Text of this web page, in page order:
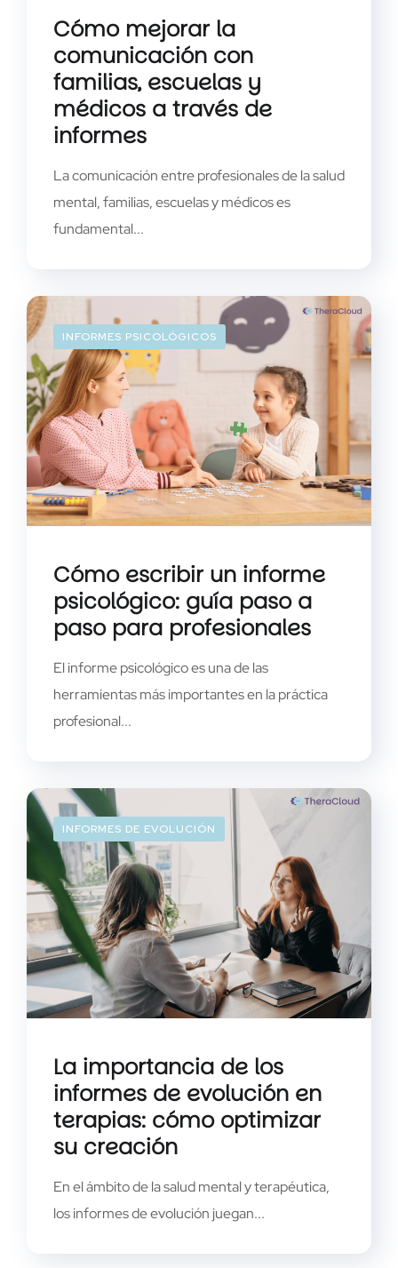
Cómo mejorar la
comunicación con
familias, escuelas y
médicos a través de
informes
La comunicación entre profesionales de la salud
mental, familias, escuelas y médicos es
fundamental...
INFORMES PSICOLÓGICOS
Cómo escribir un informe
psicológico: guía paso a
paso para profesionales
El informe psicológico es una de las
herramientas más importantes en la práctica
profesional...
INFORMES DE EVOLUCIÓN
La importancia de los
informes de evolución en
terapias: cómo optimizar
su creación
En el ámbito de la salud mental y terapéutica,
los informes de evolución juegan...